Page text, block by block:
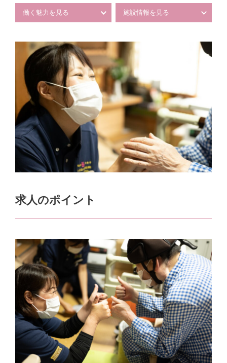
働く魅力を見る 施設情報を見る
求人のポイント